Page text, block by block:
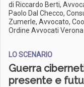
di Riccardo Berti,
Paolo Dal Checco,
Zumerle, Avvocato,
Ordine Avvocati Verona
LO SCENARIO
Guerra
presente e